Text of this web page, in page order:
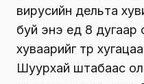
вирусийн дельта
буй энэ үед 8 дугаар
хуваарийг түр
Шуурхай штабаас